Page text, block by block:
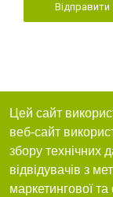
Відправити
Цей сайт
веб-сайт
збору технічних
відвідувачів з
маркетингової та